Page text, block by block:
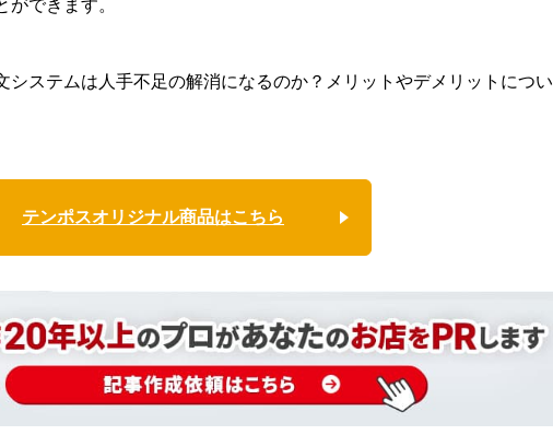
できます。
システムは人手不足の解消になるのか？メリットやデメリットについ
テンポスオリジナル商品はこちら